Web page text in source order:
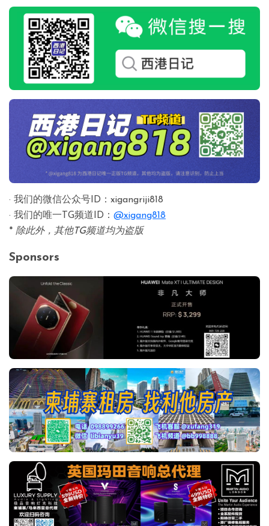
· 我们的微信公众号ID：xigangriji818
· 我们的唯一TG频道ID： @xigang818
* 除此外，其他TG频道均为盗版
Sponsors